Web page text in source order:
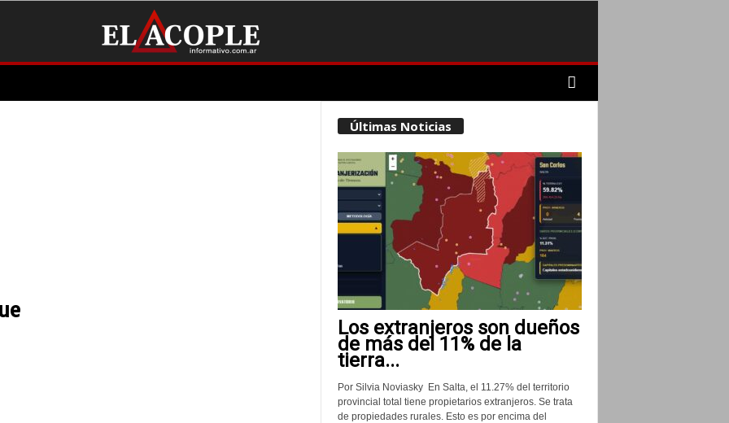
Últimas Noticias
Los extranjeros son dueños
de más del 11% de la
tierra...
Por Silvia Noviasky En Salta, el 11.27% del territorio
provincial total tiene propietarios extranjeros. Se trata
de propiedades rurales. Esto es por encima del